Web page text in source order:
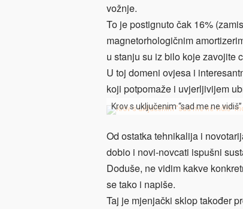
vožnje.
To je postignuto čak 16%
magnetorhologičnim
u stanju su iz bilo koje zavojite
U toj domeni ovjesa i
koji potpomaže i uvjerljivijem
Krov s uključenim “sad me ne
Od ostatka tehnikalija i
dobio i novi-novcati ispušni
Doduše, ne vidim kakve
se tako i napiše.
Taj je mjenjački sklop također